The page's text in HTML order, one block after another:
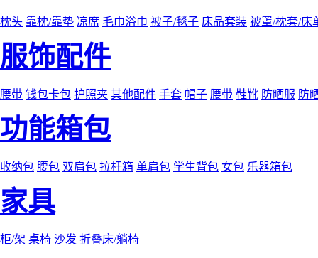
枕头 靠枕/靠垫 凉席 毛巾浴巾 被子/毯子 床品套装 被罩/枕套/床
服饰配件
腰带 钱包卡包 护照夹 其他配件 手套 帽子 腰带 鞋靴 防晒服 防
功能箱包
收纳包 腰包 双肩包 拉杆箱 单肩包 学生背包 女包 乐器箱包
家具
柜/架 桌椅 沙发 折叠床/躺椅